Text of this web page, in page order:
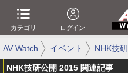
カテゴリ ログイン
AV Watch イベント NHK技
NHK技研公開 2015 関連記事